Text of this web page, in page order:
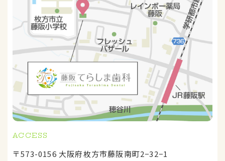
ACCESS
〒573-0156 大阪府枚方市藤阪南町2−32−1